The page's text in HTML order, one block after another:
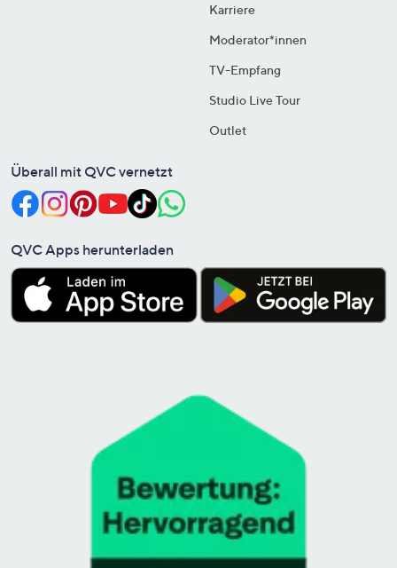
Karriere
Moderator*innen
TV-Empfang
Studio Live Tour
Outlet
Überall mit QVC vernetzt
QVC Apps herunterladen